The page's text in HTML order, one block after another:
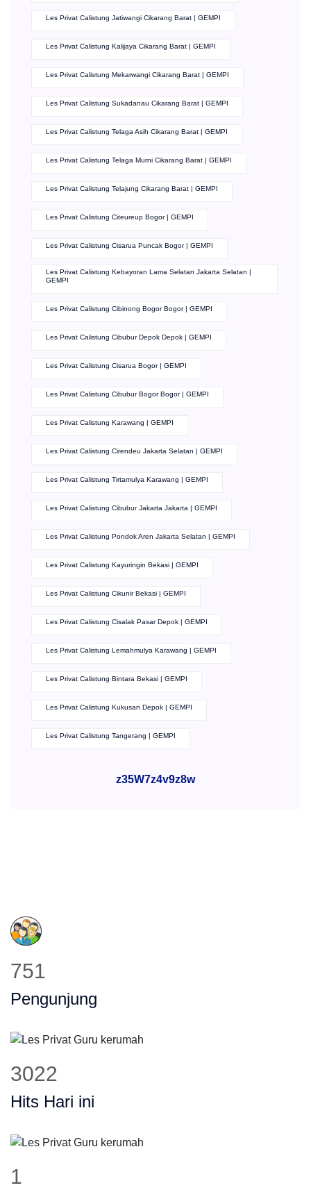
Les Privat Calistung Jatiwangi Cikarang Barat | GEMPI
Les Privat Calistung Kalijaya Cikarang Barat | GEMPI
Les Privat Calistung Mekarwangi Cikarang Barat | GEMPI
Les Privat Calistung Sukadanau Cikarang Barat | GEMPI
Les Privat Calistung Telaga Asih Cikarang Barat | GEMPI
Les Privat Calistung Telaga Murni Cikarang Barat | GEMPI
Les Privat Calistung Telajung Cikarang Barat | GEMPI
Les Privat Calistung Citeureup Bogor | GEMPI
Les Privat Calistung Cisarua Puncak Bogor | GEMPI
Les Privat Calistung Kebayoran Lama Selatan Jakarta Selatan |
GEMPI
Les Privat Calistung Cibinong Bogor Bogor | GEMPI
Les Privat Calistung Cibubur Depok Depok | GEMPI
Les Privat Calistung Cisarua Bogor | GEMPI
Les Privat Calistung Cibubur Bogor Bogor | GEMPI
Les Privat Calistung Karawang | GEMPI
Les Privat Calistung Cirendeu Jakarta Selatan | GEMPI
Les Privat Calistung Tirtamulya Karawang | GEMPI
Les Privat Calistung Cibubur Jakarta Jakarta | GEMPI
Les Privat Calistung Pondok Aren Jakarta Selatan | GEMPI
Les Privat Calistung Kayuringin Bekasi | GEMPI
Les Privat Calistung Cikunir Bekasi | GEMPI
Les Privat Calistung Cisalak Pasar Depok | GEMPI
Les Privat Calistung Lemahmulya Karawang | GEMPI
Les Privat Calistung Bintara Bekasi | GEMPI
Les Privat Calistung Kukusan Depok | GEMPI
Les Privat Calistung Tangerang | GEMPI
z35W7z4v9z8w
751
Pengunjung
3022
Hits Hari ini
1